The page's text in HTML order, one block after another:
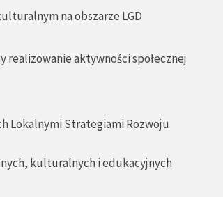
na obszarze LGD
realizowanie aktywności społecznej
Lokalnymi Strategiami Rozwoju
kulturalnych i edukacyjnych